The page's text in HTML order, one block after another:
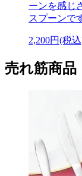
ーンを感じ
スプーンで
2,200円(税
売れ筋商品